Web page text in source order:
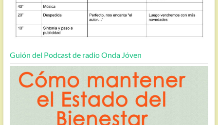
Guión del Podcast de radio Onda Jóven